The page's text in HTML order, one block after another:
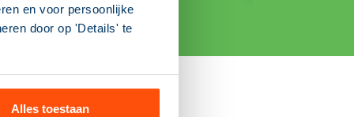
en voor persoonlijke
door op 'Details' te
Alles toestaan